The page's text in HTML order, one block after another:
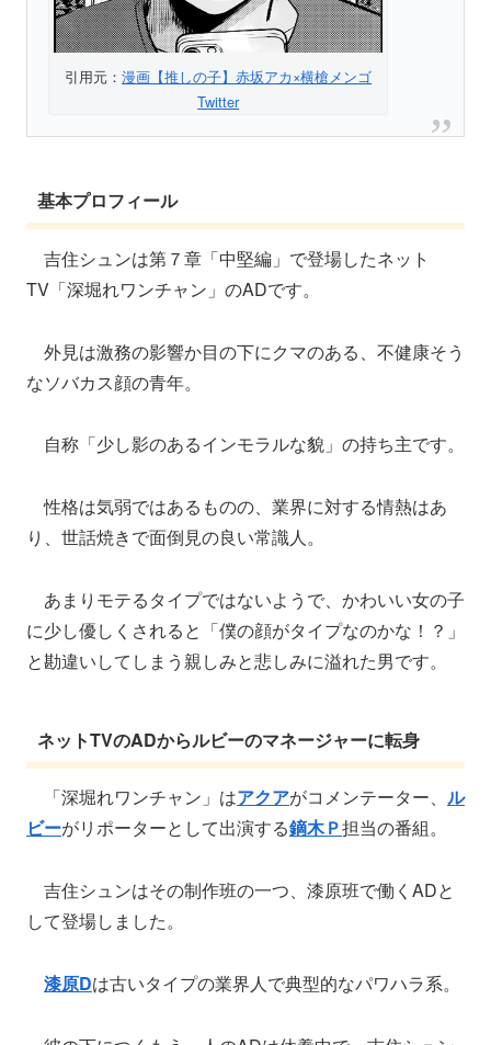
引用元：漫画【推しの子】赤坂アカ×横槍メンゴ
Twitter
基本プロフィール
吉住シュンは第７章「中堅編」で登場したネット
TV「深堀れワンチャン」のADです。
外見は激務の影響か目の下にクマのある、不健康そう
なソバカス顔の青年。
自称「少し影のあるインモラルな貌」の持ち主です。
性格は気弱ではあるものの、業界に対する情熱はあ
り、世話焼きで面倒見の良い常識人。
あまりモテるタイプではないようで、かわいい女の子
に少し優しくされると「僕の顔がタイプなのかな！？」
と勘違いしてしまう親しみと悲しみに溢れた男です。
ネットTVのADからルビーのマネージャーに転身
「深堀れワンチャン」はアクアがコメンテーター、 ル
ビーがリポーターとして出演する鏑木Ｐ担当の番組。
吉住シュンはその制作班の一つ、漆原班で働くADと
して登場しました。
漆原Dは古いタイプの業界人で典型的なパワハラ系。